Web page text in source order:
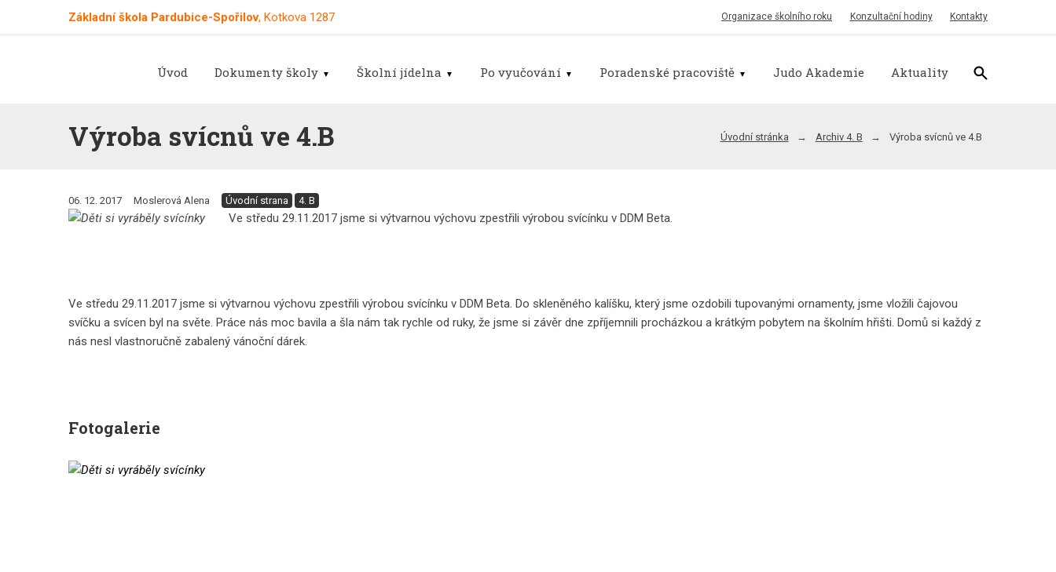
Organizace školního roku Konzultační hodiny Kontakty
Základní škola Pardubice-Spořilov, Kotkova 1287
Úvod Dokumenty školy Školní jídelna Po vyučování Poradenské pracoviště Judo Akademie Aktuality
Výroba svícnů ve 4.B Úvodní stránka Archiv 4. B Výroba svícnů ve 4.B
06. 12. 2017 Moslerová Alena Úvodní strana 4. B
Ve středu 29.11.2017 jsme si výtvarnou výchovu zpestřili výrobou svícínku v DDM Beta.
Ve středu 29.11.2017 jsme si výtvarnou výchovu zpestřili výrobou svícínku v DDM Beta. Do skleněného kalíšku, který jsme ozdobili tupovanými ornamenty, jsme vložili čajovou
svíčku a svícen byl na světe. Práce nás moc bavila a šla nám tak rychle od ruky, že jsme si závěr dne zpříjemnili procházkou a krátkým pobytem na školním hřišti. Domů si každý z
nás nesl vlastnoručně zabalený vánoční dárek.
Fotogalerie